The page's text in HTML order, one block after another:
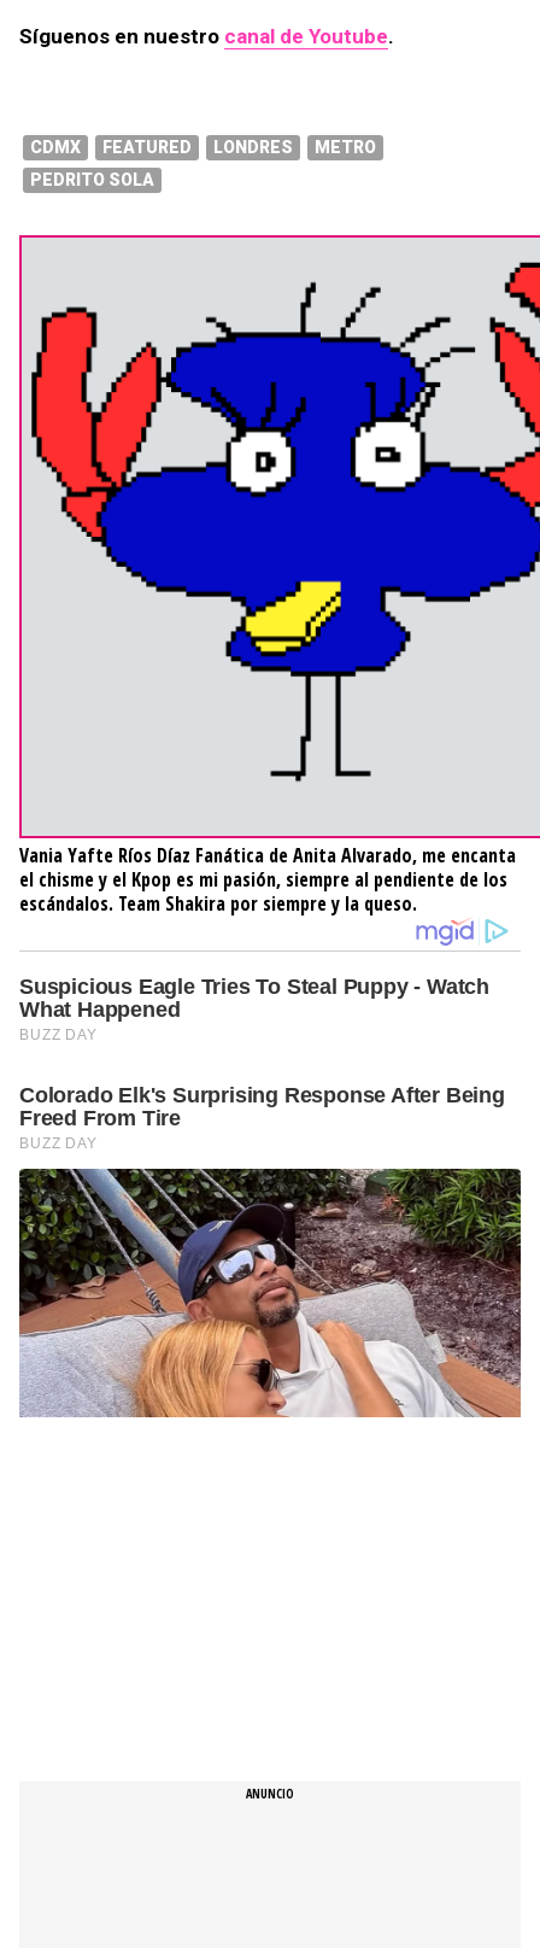
Síguenos en nuestro canal de Youtube.
CDMX FEATURED LONDRES
METRO
PEDRITO SOLA
Vania Yafte Ríos Díaz Fanática de Anita Alvarado, me encanta
el chisme y el Kpop es mi pasión, siempre al pendiente de los
escándalos. Team Shakira por siempre y la queso.